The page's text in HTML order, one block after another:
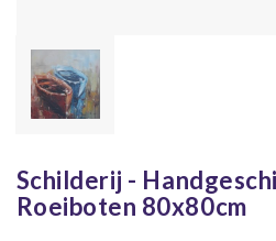
Schilderij -
Roeiboten 80x80cm